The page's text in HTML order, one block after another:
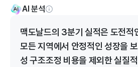
AI 분석
맥도날드의 3분기 실적은 도전적
모든 지역에서 안정적인 성장을
성 구조조정 비용을 제외한 실질